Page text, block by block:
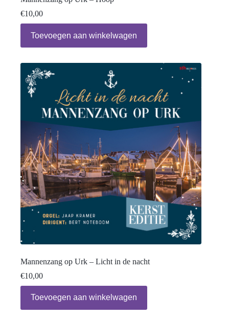
€10,00
Toevoegen aan winkelwagen
Mannenzang op Urk – Licht in de nacht
€10,00
Toevoegen aan winkelwagen